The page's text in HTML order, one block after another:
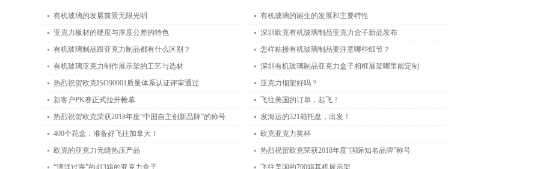
有机玻璃的发展前景无限光明
有机玻璃的诞生的发展和主要特性
亚克力板材的硬度与厚度公差的特色
深圳欧克有机玻璃制品亚克力盒子新品发布
有机玻璃制品跟亚克力制品都有什么区别？
怎样粘接有机玻璃制品要注意哪些细节？
有机玻璃亚克力制作展示架的工艺与选材
深圳有机玻璃制品亚克力盒子相框展架哪里能定制
热烈祝贺欧克ISO90001质量体系认证评审通过
亚克力烟架好吗？
新客户PK赛正式拉开帷幕
飞往美国的订单，起飞！
热烈祝贺欧克荣获2018年度“中国自主创新品牌”的称号
发海运的321箱托盘，出发！
400个花盒，准备好飞往加拿大！
欧克亚克力奖杯
欧克的亚克力无缝热压产品
热烈祝贺欧克荣获2018年度“国际知名品牌”称号
“漂洋过海”的413箱的亚克力盒子
飞往美国的700箱耳机展示架